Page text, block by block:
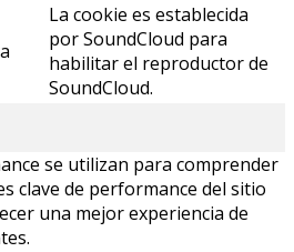
La cookie es establecida
por SoundCloud para
habilitar el reproductor de
SoundCloud.
se utilizan para comprender
clave de performance del sitio
una mejor experiencia de